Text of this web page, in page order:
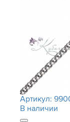
Артикул:
В наличии